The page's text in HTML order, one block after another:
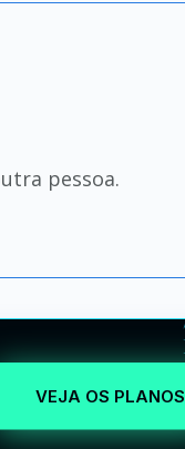
pessoa.
VEJA OS PLANOS